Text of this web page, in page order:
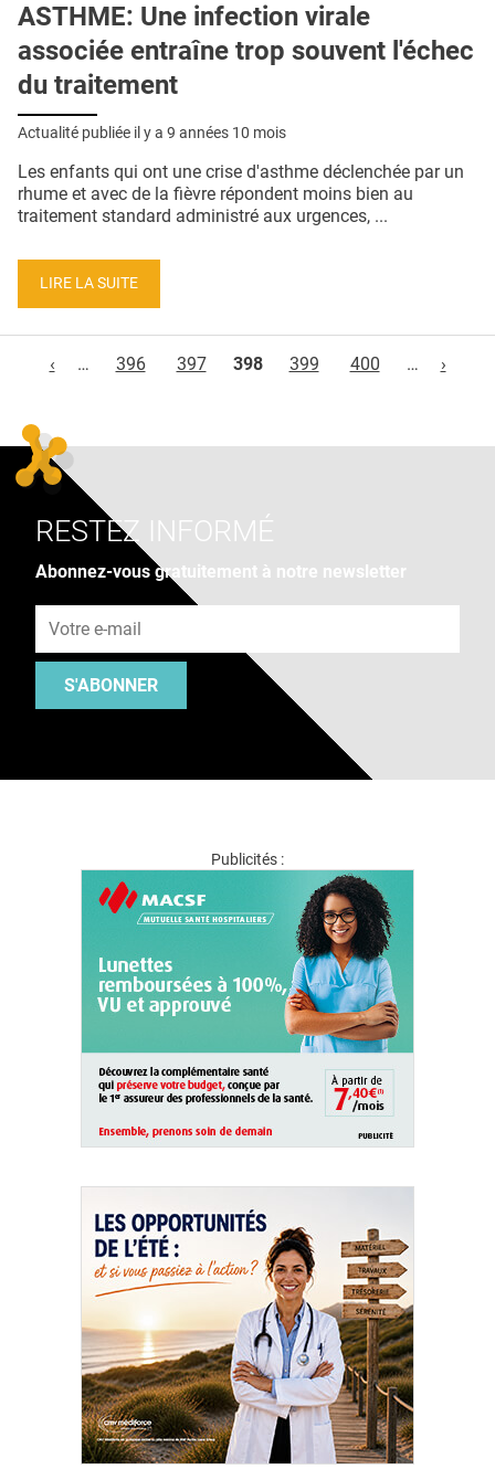
ASTHME: Une infection virale
associée entraîne trop souvent l'échec
du traitement
Actualité publiée il y a 9 années 10 mois
Les enfants qui ont une crise d'asthme déclenchée par un
rhume et avec de la fièvre répondent moins bien au
traitement standard administré aux urgences, ...
LIRE LA SUITE
‹
… 396 397 398 399 400 … ›
RESTEZ INFORMÉ
Abonnez-vous gratuitement à notre newsletter
S'ABONNER
Publicités :